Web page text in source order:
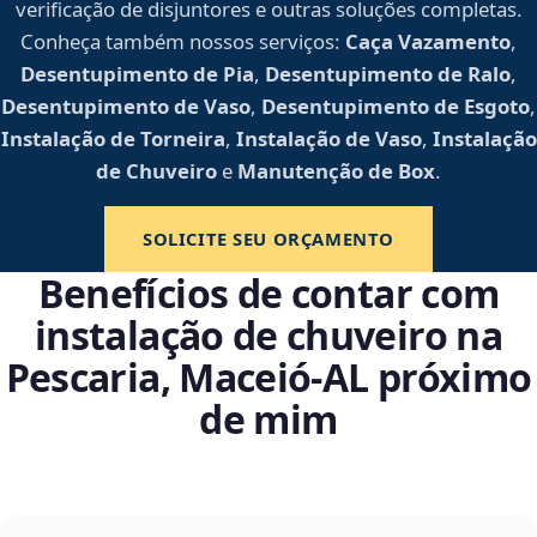
verificação de disjuntores e outras soluções completas.
Conheça também nossos serviços: Caça Vazamento,
Desentupimento de Pia, Desentupimento de Ralo,
Desentupimento de Vaso, Desentupimento de Esgoto,
Instalação de Torneira, Instalação de Vaso, Instalação
de Chuveiro e Manutenção de Box.
SOLICITE SEU ORÇAMENTO
Benefícios de contar com
instalação de chuveiro na
Pescaria, Maceió‑AL próximo
de mim